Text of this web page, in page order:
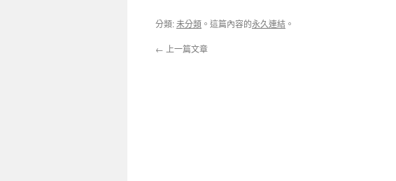
分類:未分類 。這篇內容的永久連結 。
← 上一篇文章